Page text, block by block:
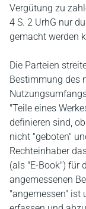
Vergütung zu
4 S. 2 UrhG nur
gemacht werden
Die Parteien
Bestimmung des
"Teile eines
definieren sind,
nicht "geboten"
Rechteinhaber
(als "E-Book") für
angemessenen
"angemessen" ist